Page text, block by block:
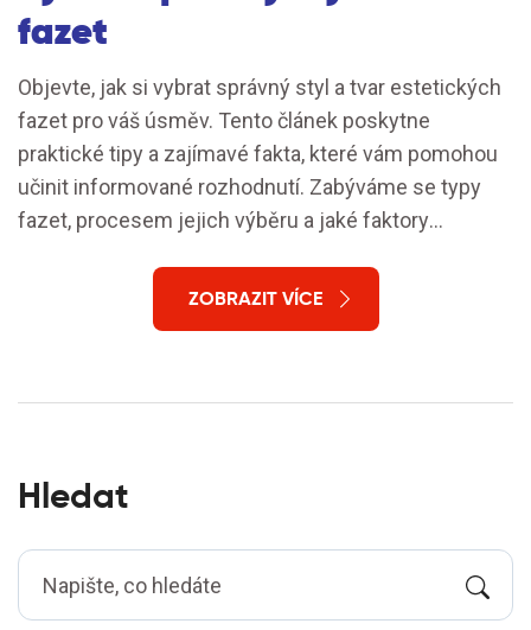
fazet
Objevte, jak si vybrat správný styl a tvar estetických
fazet pro váš úsměv. Tento článek poskytne
praktické tipy a zajímavé fakta, které vám pomohou
učinit informované rozhodnutí. Zabýváme se typy
fazet, procesem jejich výběru a jaké faktory
ZOBRAZIT VÍCE
Hledat